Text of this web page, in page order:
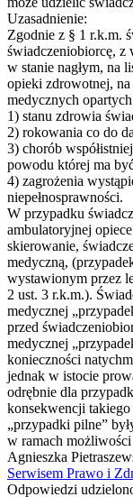
Uzasadnienie:
Zgodnie z § 1 r.k.m.
świadczeniobiorcę, z
w stanie nagłym, na
opieki zdrowotnej,
medycznych
1) stanu zdrowia
2) rokowania co do
3) chorób
powodu której ma
4) zagrożenia
niepełnosprawności.
W przypadku
ambulatoryjnej
skierowanie,
medyczną,
wystawionym przez
2 ust. 3 r.k.m.).
medycznej
przed
medycznej
konieczności
jednak w istocie
odrębnie dla
konsekwencji
„przypadki pilne”
w ramach
Agnieszka
Serwisem Prawo i
Odpowiedzi